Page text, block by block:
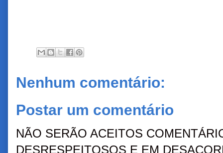
Nenhum comentário:
Postar um comentário
NÃO SERÃO ACEITOS
DESRESPEITOSOS E EM